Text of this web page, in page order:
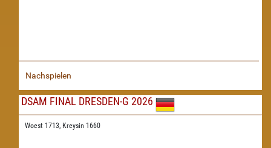
Nachspielen
DSAM FINAL DRESDEN-G 2026
Woest 1713, Kreysin 1660